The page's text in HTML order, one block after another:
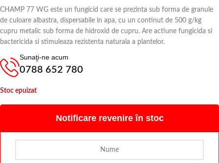
CHAMP 77 WG este un fungicid care se prezinta sub forma de granule
de culoare albastra, dispersabile in apa, cu un continut de 500 g/kg
cupru metalic sub forma de hidroxid de cupru. Are actiune fungicida si
bactericida si stimuleaza rezistenta naturala a plantelor.
Sunaţi-ne acum
0788 652 780
Stoc epuizat
Notificare revenire în stoc